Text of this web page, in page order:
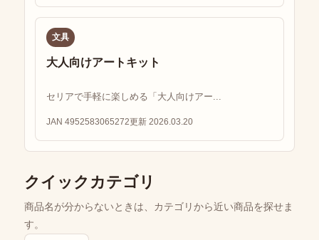
文具
大人向けアートキット
セリアで手軽に楽しめる「大人向けアー...
JAN 4952583065272更新 2026.03.20
クイックカテゴリ
商品名が分からないときは、カテゴリから近い商品を探せま
す。